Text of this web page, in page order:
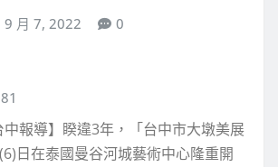
9 月 7, 2022 0
中報導】睽違3年，「台中市大墩美展
日在泰國曼谷河城藝術中心隆重開